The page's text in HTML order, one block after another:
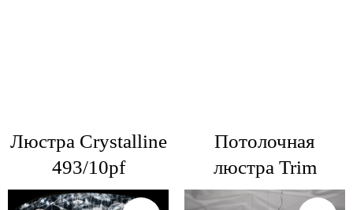
Люстра Crystalline
493/10pf
Потолочная
люстра Trim